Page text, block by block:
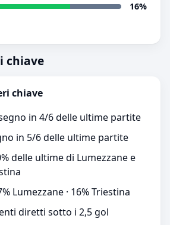
16%
chiave
chiave
in 4/6 delle ultime partite
in 5/6 delle ultime partite
delle ultime di Lumezzane e
Lumezzane · 16% Triestina
diretti sotto i 2,5 gol